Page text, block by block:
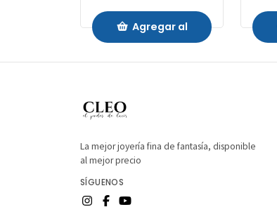
Agregar al
La mejor joyería fina de fantasía, disponible
al mejor precio
SÍGUENOS